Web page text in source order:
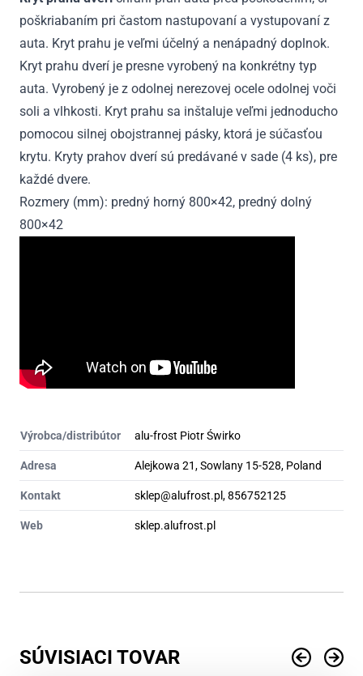
2016
poškriabaním pri častom nastupovaní a vystupovaní z
auta. Kryt prahu je veľmi účelný a nenápadný doplnok.
Kryt prahu dverí je presne vyrobený na konkrétny typ
auta. Vyrobený je z odolnej nerezovej ocele odolnej voči
soli a vlhkosti. Kryt prahu sa inštaluje veľmi jednoducho
pomocou silnej obojstrannej pásky, ktorá je súčasťou
krytu. Kryty prahov dverí sú predávané v sade (4 ks), pre
každé dvere.
Rozmery (mm): predný horný 800×42, predný dolný
800×42
Výrobca/distribútor alu-frost Piotr Świrko
Adresa Alejkowa 21, Sowlany 15-528, Poland
Kontakt sklep@alufrost.pl, 856752125
Web sklep.alufrost.pl
SÚVISIACI TOVAR